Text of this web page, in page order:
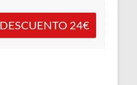
DESCUENTO 24€